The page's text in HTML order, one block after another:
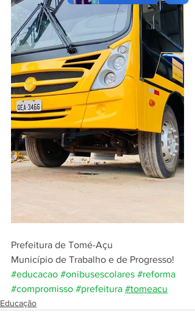
Prefeitura de Tomé-Açu
Município de Trabalho e de Progresso!
#educacao #onibusescolares #reforma
#compromisso #prefeitura #tomeacu
Educação